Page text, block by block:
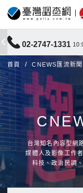
02-2747-1331
首頁 CNEWS匯流新聞
台灣知名內容型網
媒體人及影像工作
科技、政治民調